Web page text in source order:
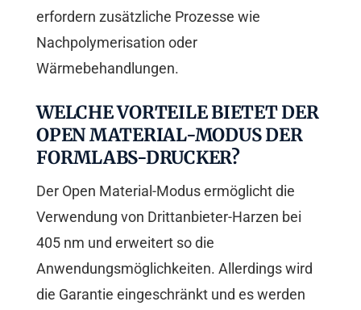
erfordern zusätzliche Prozesse wie
Nachpolymerisation oder
Wärmebehandlungen.
WELCHE VORTEILE BIETET DER
OPEN MATERIAL-MODUS DER
FORMLABS-DRUCKER?
Der Open Material-Modus ermöglicht die
Verwendung von Drittanbieter-Harzen bei
405 nm und erweitert so die
Anwendungsmöglichkeiten. Allerdings wird
die Garantie eingeschränkt und es werden